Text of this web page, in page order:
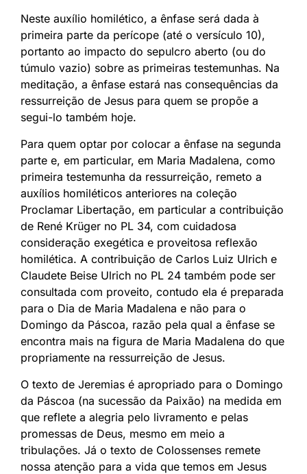
Neste auxílio homilético, a ênfase será dada à
primeira parte da perícope (até o versículo 10),
portanto ao impacto do sepulcro aberto (ou do
túmulo vazio) sobre as primeiras testemunhas. Na
meditação, a ênfase estará nas consequências da
ressurreição de Jesus para quem se propõe a
segui-lo também hoje.
Para quem optar por colocar a ênfase na segunda
parte e, em particular, em Maria Madalena, como
primeira testemunha da ressurreição, remeto a
auxílios homiléticos anteriores na coleção
Proclamar Libertação, em particular a contribuição
de René Krüger no PL 34, com cuidadosa
consideração exegética e proveitosa reflexão
homilética. A contribuição de Carlos Luiz Ulrich e
Claudete Beise Ulrich no PL 24 também pode ser
consultada com proveito, contudo ela é preparada
para o Dia de Maria Madalena e não para o
Domingo da Páscoa, razão pela qual a ênfase se
encontra mais na figura de Maria Madalena do que
propriamente na ressurreição de Jesus.
O texto de Jeremias é apropriado para o Domingo
da Páscoa (na sucessão da Paixão) na medida em
que reflete a alegria pelo livramento e pelas
promessas de Deus, mesmo em meio a
tribulações. Já o texto de Colossenses remete
nossa atenção para a vida que temos em Jesus